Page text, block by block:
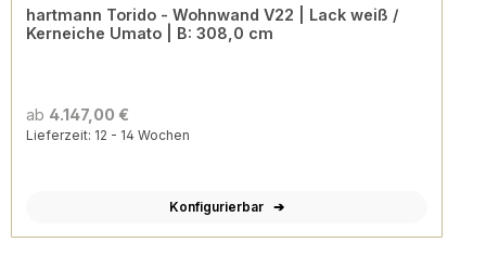
hartmann Torido - Wohnwand V22 | Lack weiß /
Kerneiche Umato | B: 308,0 cm
ab 4.147,00 €
Lieferzeit: 12 - 14 Wochen
Konfigurierbar